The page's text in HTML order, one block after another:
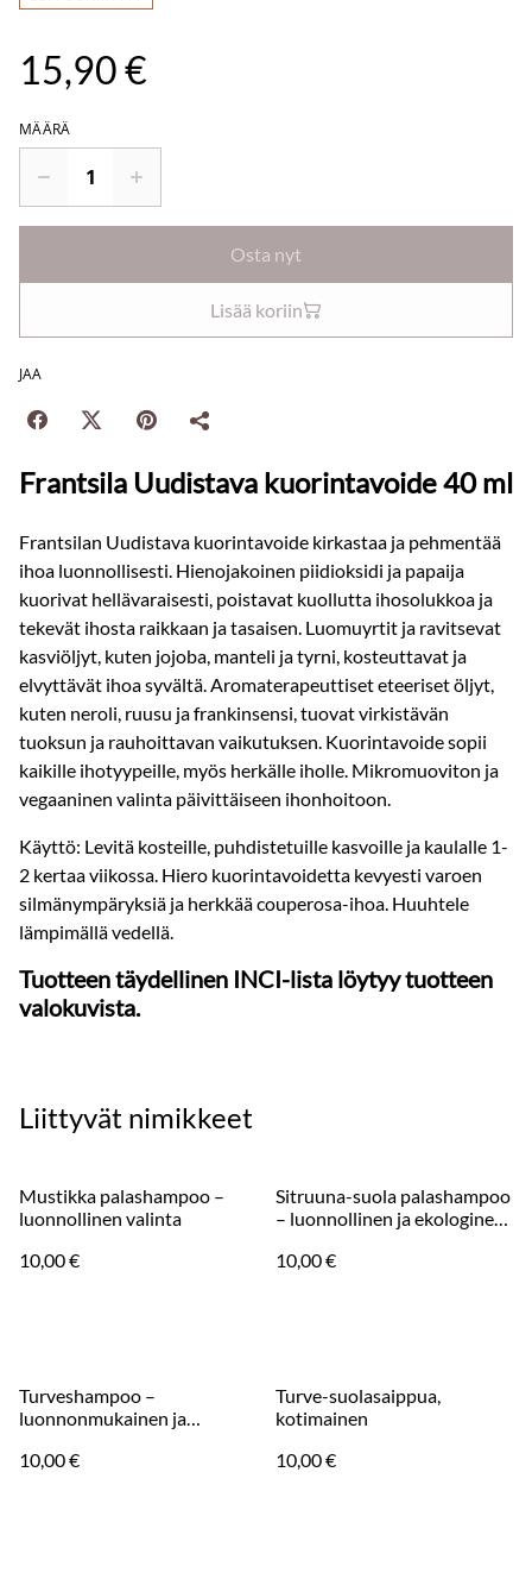
15,90 €
MÄÄRÄ
Osta nyt
Lisää koriin
JAA
Frantsila Uudistava kuorintavoide 40 ml
Frantsilan Uudistava kuorintavoide kirkastaa ja pehmentää
ihoa luonnollisesti. Hienojakoinen piidioksidi ja papaija
kuorivat hellävaraisesti, poistavat kuollutta ihosolukkoa ja
tekevät ihosta raikkaan ja tasaisen. Luomuyrtit ja ravitsevat
kasviöljyt, kuten jojoba, manteli ja tyrni, kosteuttavat ja
elvyttävät ihoa syvältä. Aromaterapeuttiset eteeriset öljyt,
kuten neroli, ruusu ja frankinsensi, tuovat virkistävän
tuoksun ja rauhoittavan vaikutuksen. Kuorintavoide sopii
kaikille ihotyypeille, myös herkälle iholle. Mikromuoviton ja
vegaaninen valinta päivittäiseen ihonhoitoon.
Käyttö: Levitä kosteille, puhdistetuille kasvoille ja kaulalle 1-
2 kertaa viikossa. Hiero kuorintavoidetta kevyesti varoen
silmänympäryksiä ja herkkää couperosa-ihoa. Huuhtele
lämpimällä vedellä.
Tuotteen täydellinen INCI-lista löytyy tuotteen
valokuvista.
Liittyvät nimikkeet
Mustikka palashampoo –
luonnollinen valinta
10,00 €
Sitruuna-suola palashampoo
– luonnollinen ja ekologinen
10,00 €
Turveshampoo –
luonnonmukainen ja
10,00 €
Turve-suolasaippua,
kotimainen
10,00 €